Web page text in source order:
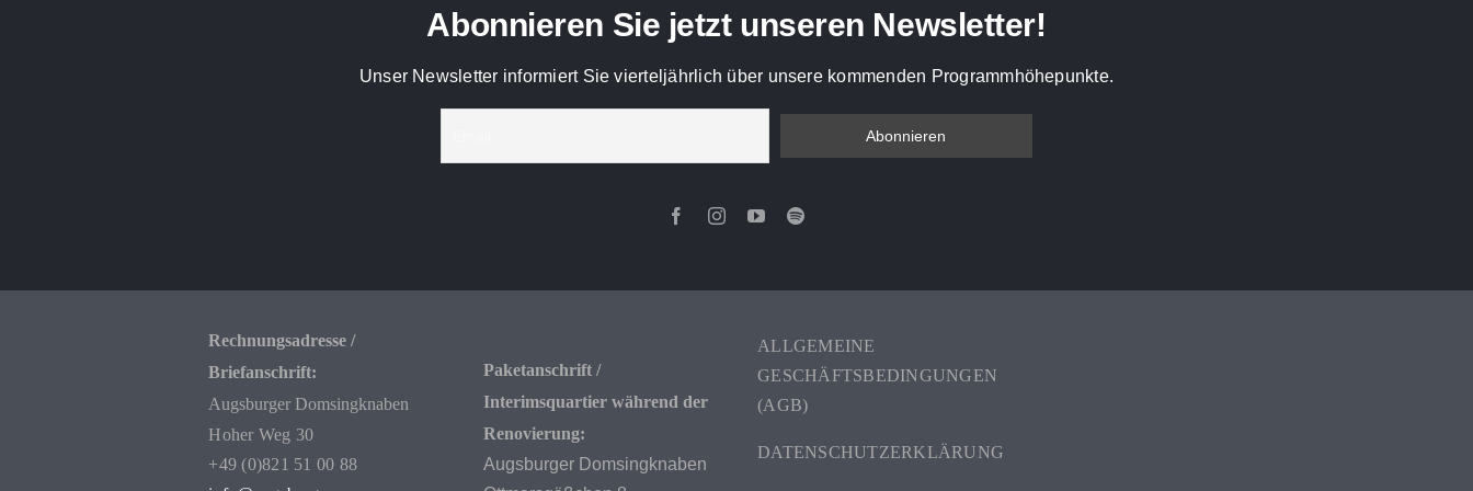
Abonnieren Sie jetzt unseren Newsletter!
Unser Newsletter informiert Sie vierteljährlich über unsere kommenden Programmhöhepunkte.
Rechnungsadresse /
Briefanschrift:
Augsburger Domsingknaben
Hoher Weg 30
+49 (0)821 51 00 88
Paketanschrift /
Interimsquartier während der
Renovierung:
Augsburger Domsingknaben
ALLGEMEINE
GESCHÄFTSBEDINGUNGEN
(AGB)
DATENSCHUTZERKLÄRUNG